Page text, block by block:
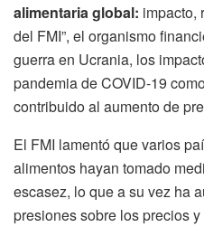
alimentaria global: impacto,
del FMI”, el organismo
guerra en Ucrania, los
pandemia de COVID-19
contribuido al aumento de
El FMI lamentó que varios
alimentos hayan tomado
escasez, lo que a su vez ha
presiones sobre los precios